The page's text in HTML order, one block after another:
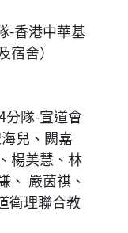
-香港中華基
舍）
分隊-宣道會
兒、闕嘉
楊美慧、林
、 嚴茵祺、
衛理聯合教